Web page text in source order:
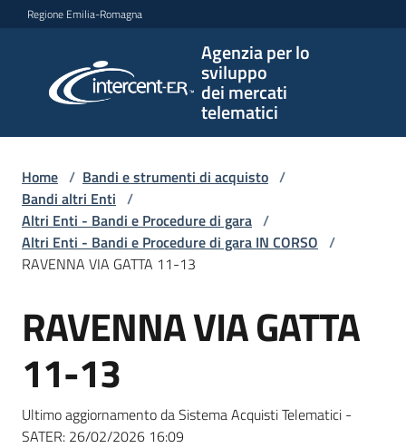
Vai al contenuto
Vai alla navigazione
Vai al footer
Regione Emilia-Romagna
Agenzia per lo
sviluppo
dei mercati
telematici
per lo
sviluppo
telematici
L'Agenzia
Bandi
strumenti
acquisto
Home / Bandi e strumenti di acquisto /
Bandi altri Enti /
Altri Enti - Bandi e Procedure di gara /
Altri Enti - Bandi e Procedure di gara IN CORSO /
RAVENNA VIA GATTA 11-13
Salta al contenuto
RAVENNA VIA GATTA
11-13
Ultimo aggiornamento da Sistema Acquisti Telematici -
SATER: 26/02/2026 16:09